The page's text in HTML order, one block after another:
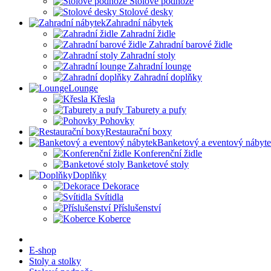
Stolové desky
Zahradní nábytek
Zahradní židle
Zahradní barové židle
Zahradní stoly
Zahradní lounge
Zahradní doplňky
Lounge
Křesla
Taburety a pufy
Pohovky
Restaurační boxy
Banketový a eventový
Konferenční židle
Banketové stoly
Doplňky
Dekorace
Svítidla
Příslušenství
Koberce
E-shop
Stoly a stolky